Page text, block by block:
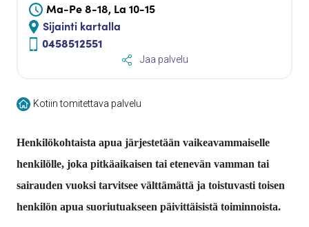
Ma-Pe 8-18, La 10-15
Sijainti kartalla
0458512551
Jaa palvelu
Kotiin tomitettava palvelu
Henkilökohtaista apua järjestetään vaikeavammaiselle
henkilölle, joka pitkäaikaisen tai etenevän vamman tai
sairauden vuoksi tarvitsee välttämättä ja toistuvasti toisen
henkilön apua suoriutuakseen päivittäisistä toiminnoista.